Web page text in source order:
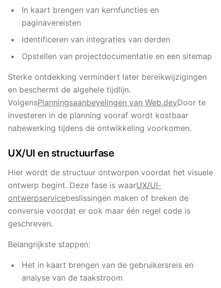
In kaart brengen van kernfuncties en
paginavereisten
Identificeren van integraties van derden
Opstellen van projectdocumentatie en een sitemap
Sterke ontdekking vermindert later bereikwijzigingen
en beschermt de algehele tijdlijn.
VolgensPlanningsaanbevelingen van Web.devDoor te
investeren in de planning vooraf wordt kostbaar
nabewerking tijdens de ontwikkeling voorkomen.
UX/UI en structuurfase
Hier wordt de structuur ontworpen voordat het visuele
ontwerp begint. Deze fase is waarUX/UI-
ontwerpservicebeslissingen maken of breken de
conversie voordat er ook maar één regel code is
geschreven.
Belangrijkste stappen:
Het in kaart brengen van de gebruikersreis en
analyse van de taakstroom